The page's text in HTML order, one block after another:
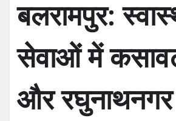
बलरामपुर:
सेवाओं में
और